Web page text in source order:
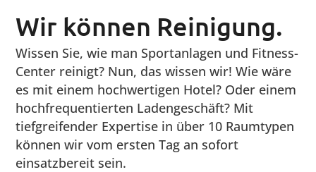
Wir können Reinigung.
Wissen Sie, wie man Sportanlagen und Fitness-
Center reinigt? Nun, das wissen wir! Wie wäre
es mit einem hochwertigen Hotel? Oder einem
hochfrequentierten Ladengeschäft? Mit
tiefgreifender Expertise in über 10 Raumtypen
können wir vom ersten Tag an sofort
einsatzbereit sein.